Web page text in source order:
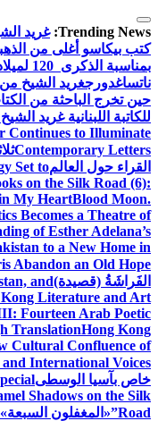
التجاوز
إلى
المحتوى
Trending News: غريد
كتب بيكاسو أغلى من الذهب
ناتساغدورجغريد الشيخ من
حين تخرج الباحثة من
للكاتبة اللبنانية غريد
Continues to Illuminate
Contemporary Letters
القراء حول العالمSet to
on the Silk Road (6):
My HeartBlood Moon.
Becomes a Theatre of
of Esther Adelana’s
to a New Home in
Abandon an Old Hope
الفَراشَةُ (قصيدة)and
Literature and Art
Fourteen Arab Poetic
TranslationHong Kong
Cultural Confluence of
and International Voices
خاص بآسيا الوسطى
Shadows on the Silk
Road” «المغفلون